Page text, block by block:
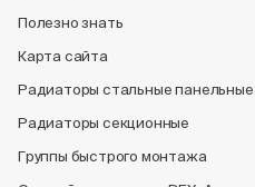
Полезно знать
Карта сайта
Радиаторы стальные панельные
Радиаторы секционные
Группы быстрого монтажа